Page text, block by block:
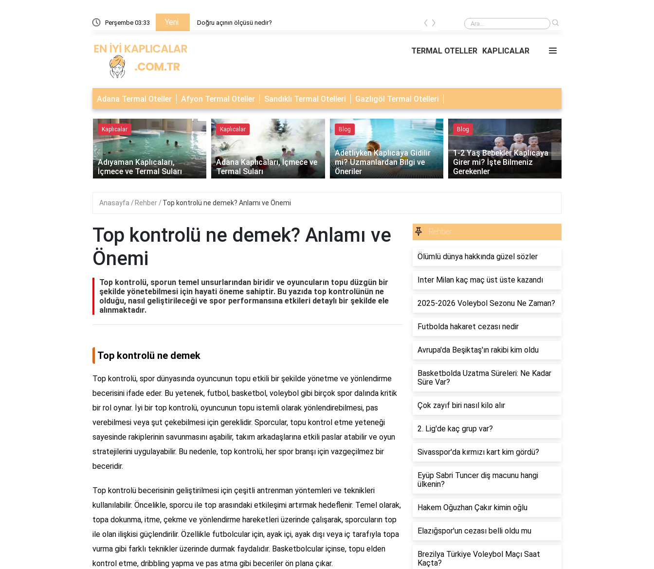
Perşembe 03:33 Yeni Doğru açının ölçüsü nedir? Doğru açının ölçüsü nedir?
‹ ›
TERMAL OTELLER KAPLICALAR
Adana Termal Oteller Afyon Termal Oteller Sandıklı Termal Otelleri Gazlıgöl Termal Otelleri
Kaplıcalar
Adıyaman Kaplıcaları,
İçmece ve Termal Suları
Kaplıcalar
Adana Kaplıcaları, İçmece ve
Termal Suları
Blog
Adetliyken Kaplıcaya Gidilir
mi? Uzmanlardan Bilgi ve
Öneriler
Blog
1-2 Yaş Bebekler Kaplıcaya
Girer mi? İşte Bilmeniz
Gerekenler
‹ ›
Anasayfa Rehber Top kontrolü ne demek? Anlamı ve Önemi
Top kontrolü ne demek? Anlamı ve
Önemi
Top kontrolü, sporun temel unsurlarından biridir ve oyuncuların topu düzgün bir
şekilde yönetebilmesi için hayati öneme sahiptir. Bu yazıda top kontrolünün ne
olduğu, nasıl geliştirileceği ve spor performansına etkileri detaylı bir şekilde ele
alınmaktadır.
Top kontrolü ne demek
Top kontrolü, spor dünyasında oyuncunun topu etkili bir şekilde yönetme ve yönlendirme
becerisini ifade eder. Bu yetenek, futbol, basketbol, voleybol gibi birçok spor dalında kritik
bir rol oynar. İyi bir top kontrolü, oyuncunun topu istemli olarak yönlendirebilmesi, pas
verebilmesi veya şut çekebilmesi için gereklidir. Sporcular, topu kontrol etme yeteneği
sayesinde rakiplerinin savunmasını aşabilir, takım arkadaşlarına etkili paslar atabilir ve oyun
stratejilerini uygulayabilir. Bu nedenle, top kontrolü, her spor branşı için vazgeçilmez bir
beceridir.
Top kontrolü becerisinin geliştirilmesi için çeşitli antrenman yöntemleri ve teknikleri
kullanılabilir. Öncelikle, sporcu ile top arasındaki etkileşimi artırmak hedeflenir. Temel olarak,
topa dokunma, itme, çekme ve yönlendirme hareketleri üzerinde çalışarak, sporcuların top
ile olan ilişkisi güçlendirilir. Özellikle futbolcular için, ayak içi, ayak dışı veya iç tarafıyla topa
vurma gibi farklı teknikler üzerinde durmak faydalıdır. Basketbolcular içinse, topu elden
kontrol etme, dribbling yapma ve pas atma gibi beceriler ön plana çıkar.
Rehber
Ölümlü dünya hakkında güzel sözler
Inter Milan kaç maç üst üste kazandı
2025-2026 Voleybol Sezonu Ne Zaman?
Futbolda hakaret cezası nedir
Avrupa'da Beşiktaş'ın rakibi kim oldu
Basketbolda Uzatma Süreleri: Ne Kadar
Süre Var?
Çok zayıf biri nasıl kilo alır
2. Lig'de kaç grup var?
Sivasspor'da kırmızı kart kim gördü?
Eyüp Sabri Tuncer diş macunu hangi
ülkenin?
Hakem Oğuzhan Çakır kimin oğlu
Elazığspor'un cezası belli oldu mu
Brezilya Türkiye Voleybol Maçı Saat
Kaçta?